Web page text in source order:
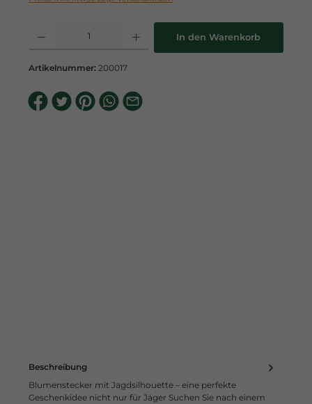
In den Warenkorb
Artikelnummer: 200017
Beschreibung
Blumenstecker mit Jagdsilhouette – eine perfekte
Geschenkidee nicht nur für Jäger Suchen Sie nach einem